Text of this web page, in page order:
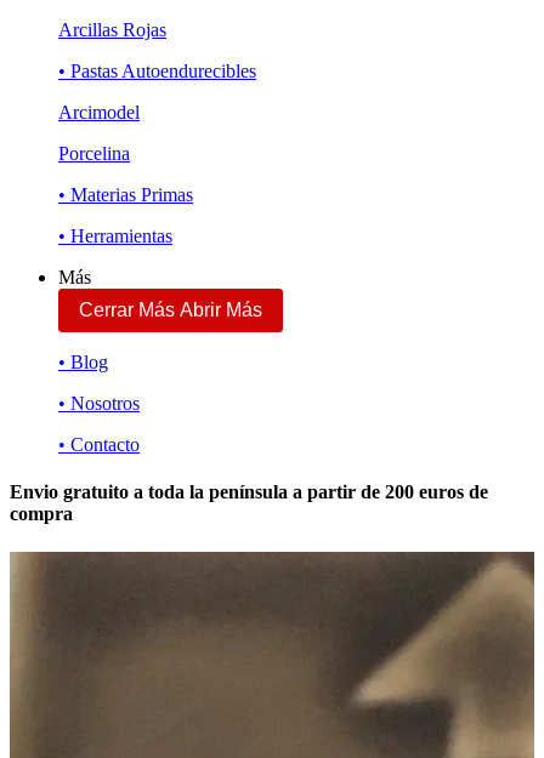
Arcillas Rojas
• Pastas Autoendurecibles
Arcimodel
Porcelina
• Materias Primas
• Herramientas
Más
Cerrar Más Abrir Más
• Blog
• Nosotros
• Contacto
Envio gratuito a toda la península a partir de 200 euros de
compra